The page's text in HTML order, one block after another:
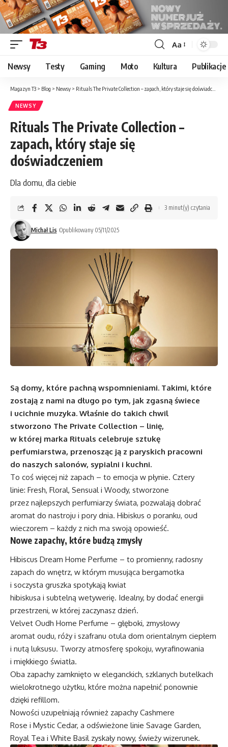
Font
Resizer
Aa
Newsy Testy Gaming Moto Kultura Publikacje
Magazyn T3 > Blog > Newsy > Rituals The Private Collection – zapach, który staje się doświadczeniem
NEWSY
Rituals The Private Collection –
zapach, który staje się
doświadczeniem
Dla domu, dla ciebie
Michał Lis Opublikowany 05/11/2025
3 minut(y) czytania
Są domy, które pachną wspomnieniami. Takimi, które
zostają z nami na długo po tym, jak zgasną świece
i ucichnie muzyka. Właśnie do takich chwil
stworzono The Private Collection – linię,
w której marka Rituals celebruje sztukę
perfumiarstwa, przenosząc ją z paryskich pracowni
do naszych salonów, sypialni i kuchni.
To coś więcej niż zapach – to emocja w płynie. Cztery
linie: Fresh, Floral, Sensual i Woody, stworzone
przez najlepszych perfumiarzy świata, pozwalają dobrać
aromat do nastroju i pory dnia. Hibiskus o poranku, oud
wieczorem – każdy z nich ma swoją opowieść.
Nowe zapachy, które budzą zmysły
Hibiscus Dream Home Perfume – to promienny, radosny
zapach do wnętrz, w którym musująca bergamotka
i soczysta gruszka spotykają kwiat
hibiskusa i subtelną wetywerię. Idealny, by dodać energii
przestrzeni, w której zaczynasz dzień.
Velvet Oudh Home Perfume – głęboki, zmysłowy
aromat oudu, róży i szafranu otula dom orientalnym ciepłem
i nutą luksusu. Tworzy atmosferę spokoju, wyrafinowania
i miękkiego światła.
Oba zapachy zamknięto w eleganckich, szklanych butelkach
wielokrotnego użytku, które można napełnić ponownie
dzięki refillom.
Nowości uzupełniają również zapachy Cashmere
Rose i Mystic Cedar, a odświeżone linie Savage Garden,
Royal Tea i White Basil zyskały nowy, świeży wizerunek.